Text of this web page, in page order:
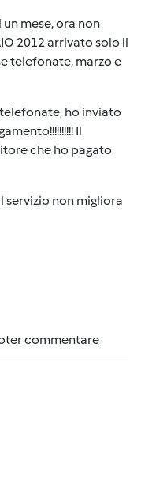
mese, ora non
2012 arrivato solo il
telefonate, marzo e
ho inviato
Il
che ho pagato
servizio non migliora
commentare